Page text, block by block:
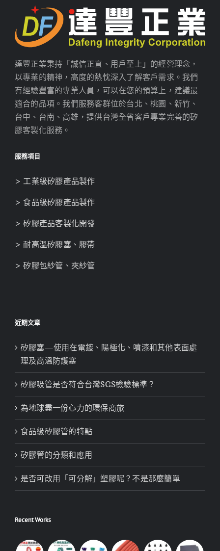
達豐正業秉持「誠信正直、用戶至上」的經營理念，
以專業的精神，高度的熱忱深入了解客戶需求。我們
有經驗豐富的專業人員，可以在您的預算上，建議最
適合的品項。我們服務客群位於台北、桃園、新竹、
台中、台南、高雄，提供台灣全省客戶專業完善的矽
膠客製化服務。
服務項目
> 工業級矽膠產品製作
> 食品級矽膠產品製作
> 矽膠產品客製化開發
> 耐高溫矽膠塞、膠帶
> 矽膠包紗管、夾紗管
近期文章
矽膠塞—使用在電鍍、陽極化、噴漆和其他表面處
理及高溫防護塞
矽膠吸管是否符合台灣SGS檢驗標準？
為地球盡一份心力的環保商旅
食品級矽膠管的特點
矽膠管的分類和應用
是否可改用「可分解」塑膠呢？不是那麼簡單
Recent Works